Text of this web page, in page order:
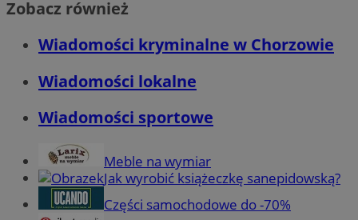
Zobacz również
Wiadomości kryminalne w Chorzowie
Wiadomości lokalne
Wiadomości sportowe
Meble na wymiar
Jak wyrobić książeczkę sanepidowską?
Części samochodowe do -70%